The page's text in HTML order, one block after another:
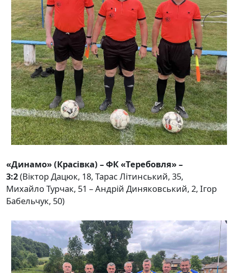
«Динамо» (Красівка) – ФК «Теребовля» –
3:2(Віктор Дацюк, 18, Тарас Літинський, 35,
Михайло Турчак, 51 – Андрій Диняковський, 2, Ігор
Бабельчук, 50)